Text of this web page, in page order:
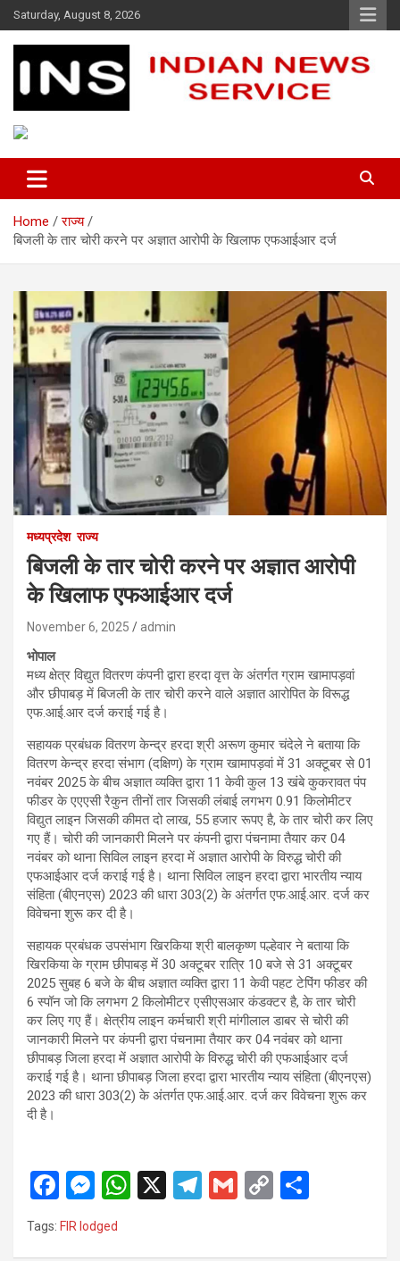
Skip
to
content
Saturday, August 8, 2026
Indian News Service
Home
राज्य
बिजली के तार चोरी करने पर अज्ञात आरोपी के खिलाफ एफआईआर दर्ज
मध्यप्रदेश राज्य
बिजली के तार चोरी करने पर अज्ञात आरोपी
के खिलाफ एफआईआर दर्ज
November 6, 2025 admin
भोपाल
मध्य क्षेत्र विद्युत वितरण कंपनी द्वारा हरदा वृत्त के अंतर्गत ग्राम खामापड़वां
और छीपाबड़ में बिजली के तार चोरी करने वाले अज्ञात आरोपित के विरूद्ध
एफ.आई.आर दर्ज कराई गई है।
सहायक प्रबंधक वितरण केन्द्र हरदा श्री अरूण कुमार चंदेले ने बताया कि
वितरण केन्द्र हरदा संभाग (दक्षिण) के ग्राम खामापड़वां में 31 अक्टूबर से 01
नवंबर 2025 के बीच अज्ञात व्यक्ति द्वारा 11 केवी कुल 13 खंबे कुकरावत पंप
फीडर के एएएसी रैकुन तीनों तार जिसकी लंबाई लगभग 0.91 किलोमीटर
विद्युत लाइन जिसकी कीमत दो लाख, 55 हजार रूपए है, के तार चोरी कर लिए
गए हैं। चोरी की जानकारी मिलने पर कंपनी द्वारा पंचनामा तैयार कर 04
नवंबर को थाना सिविल लाइन हरदा में अज्ञात आरोपी के विरुद्ध चोरी की
एफआईआर दर्ज कराई गई है। थाना सिविल लाइन हरदा द्वारा भारतीय न्याय
संहिता (बीएनएस) 2023 की धारा 303(2) के अंतर्गत एफ.आई.आर. दर्ज कर
विवेचना शुरू कर दी है।
सहायक प्रबंधक उपसंभाग खिरकिया श्री बालकृष्ण पल्हेवार ने बताया कि
खिरकिया के ग्राम छीपाबड़ में 30 अक्टूबर रात्रि 10 बजे से 31 अक्टूबर
2025 सुबह 6 बजे के बीच अज्ञात व्यक्ति द्वारा 11 केवी पहट टेपिंग फीडर की
6 स्पॉन जो कि लगभग 2 किलोमीटर एसीएसआर कंडक्टर है, के तार चोरी
कर लिए गए हैं। क्षेत्रीय लाइन कर्मचारी श्री मांगीलाल डाबर से चोरी की
जानकारी मिलने पर कंपनी द्वारा पंचनामा तैयार कर 04 नवंबर को थाना
छीपाबड़ जिला हरदा में अज्ञात आरोपी के विरुद्ध चोरी की एफआईआर दर्ज
कराई गई है। थाना छीपाबड़ जिला हरदा द्वारा भारतीय न्याय संहिता (बीएनएस)
2023 की धारा 303(2) के अंतर्गत एफ.आई.आर. दर्ज कर विवेचना शुरू कर
दी है।
F
a
ce
M
es
se
W X
T
G
C
Tags: FIR lodged